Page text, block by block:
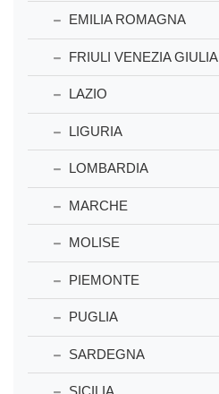
EMILIA ROMAGNA
FRIULI VENEZIA GIULIA
LAZIO
LIGURIA
LOMBARDIA
MARCHE
MOLISE
PIEMONTE
PUGLIA
SARDEGNA